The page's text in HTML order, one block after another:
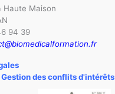
Haute Maison
94 39
des conflits d'intérêts